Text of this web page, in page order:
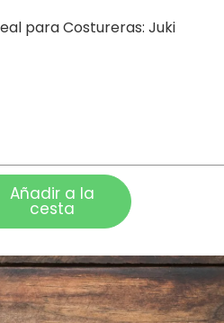
para Costureras: Juki
Añadir a la
cesta